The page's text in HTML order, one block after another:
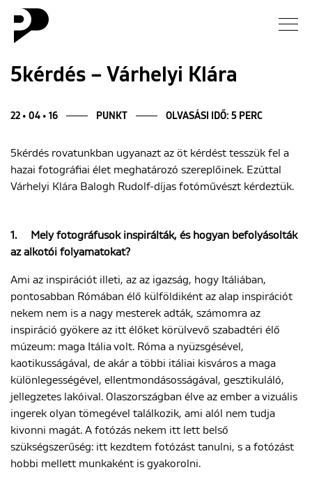
Hírek
Esszé
ENGLISH
5kérdés – Várhelyi Klára
22 • 04 • 16 PUNKT OLVASÁSI IDŐ: 5 PERC
5kérdés rovatunkban ugyanazt az öt kérdést tesszük fel a
hazai fotográfiai élet meghatározó szereplőinek. Ezúttal
Várhelyi Klára Balogh Rudolf-díjas fotóművészt kérdeztük.
1.
Mely fotográfusok inspirálták, és hogyan befolyásolták
az alkotói folyamatokat?
Ami az inspirációt illeti, az az igazság, hogy Itáliában,
pontosabban Rómában élő külföldiként az alap inspirációt
nekem nem is a nagy mesterek adták, számomra az
inspiráció gyökere az itt élőket körülvevő szabadtéri élő
múzeum: maga Itália volt. Róma a nyüzsgésével,
kaotikusságával, de akár a többi itáliai kisváros a maga
különlegességével, ellentmondásosságával, gesztikuláló,
jellegzetes lakóival. Olaszországban élve az ember a vizuális
ingerek olyan tömegével találkozik, ami alól nem tudja
kivonni magát. A fotózás nekem itt lett belső
szükségszerűség: itt kezdtem fotózást tanulni, s a fotózást
hobbi mellett munkaként is gyakorolni.